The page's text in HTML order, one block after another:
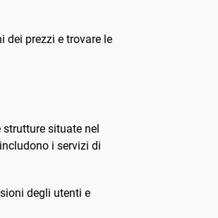
dei prezzi e trovare le
situate nel
i servizi di
degli utenti e